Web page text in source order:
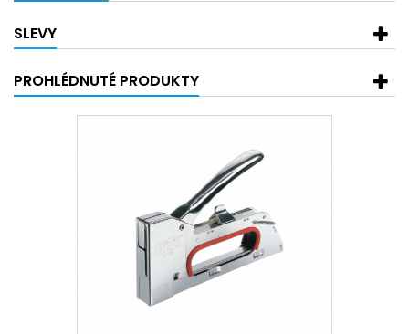
SLEVY
PROHLÉDNUTÉ PRODUKTY